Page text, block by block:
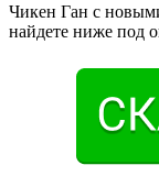
Чикен Ган с
найдете ниже под